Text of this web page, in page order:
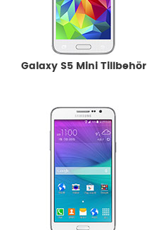
Galaxy S5 Mini Tillbehör